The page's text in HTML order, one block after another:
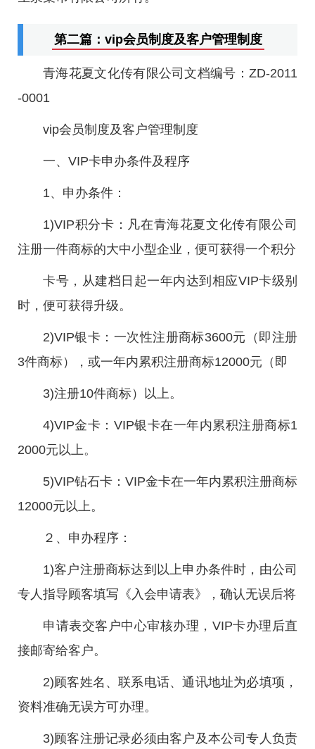
第二篇：vip会员制度及客户管理制度
青海花夏文化传有限公司文档编号：ZD-2011
-0001
vip会员制度及客户管理制度
一、VIP卡申办条件及程序
1、申办条件：
1)VIP积分卡：凡在青海花夏文化传有限公司
注册一件商标的大中小型企业，便可获得一个积分
卡号，从建档日起一年内达到相应VIP卡级别
时，便可获得升级。
2)VIP银卡：一次性注册商标3600元（即注册
3件商标），或一年内累积注册商标12000元（即
3)注册10件商标）以上。
4)VIP金卡：VIP银卡在一年内累积注册商标1
2000元以上。
5)VIP钻石卡：VIP金卡在一年内累积注册商标
12000元以上。
２、申办程序：
1)客户注册商标达到以上申办条件时，由公司
专人指导顾客填写《入会申请表》，确认无误后将
申请表交客户中心审核办理，VIP卡办理后直
接邮寄给客户。
2)顾客姓名、联系电话、通讯地址为必填项，
资料准确无误方可办理。
3)顾客注册记录必须由客户及本公司专人负责